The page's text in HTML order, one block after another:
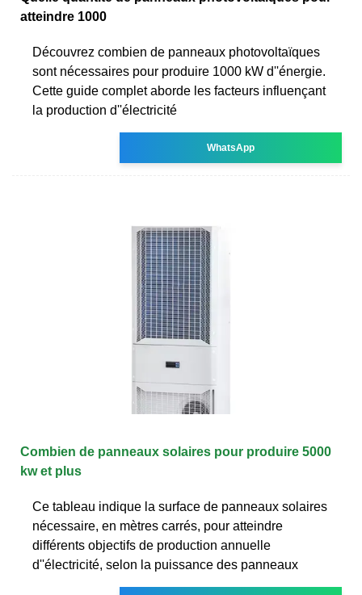
atteindre 1000
Découvrez combien de panneaux photovoltaïques
sont nécessaires pour produire 1000 kW d''énergie.
Cette guide complet aborde les facteurs influençant
la production d''électricité
WhatsApp
Combien de panneaux solaires pour produire 5000
kw et plus
Ce tableau indique la surface de panneaux solaires
nécessaire, en mètres carrés, pour atteindre
différents objectifs de production annuelle
d''électricité, selon la puissance des panneaux